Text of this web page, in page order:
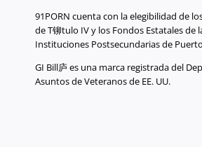
91PORN cuenta con la elegibilidad de
de T铆tulo IV y los Fondos Estatales de
Instituciones Postsecundarias de
GI Bill庐 es una marca registrada del
Asuntos de Veteranos de EE. UU.